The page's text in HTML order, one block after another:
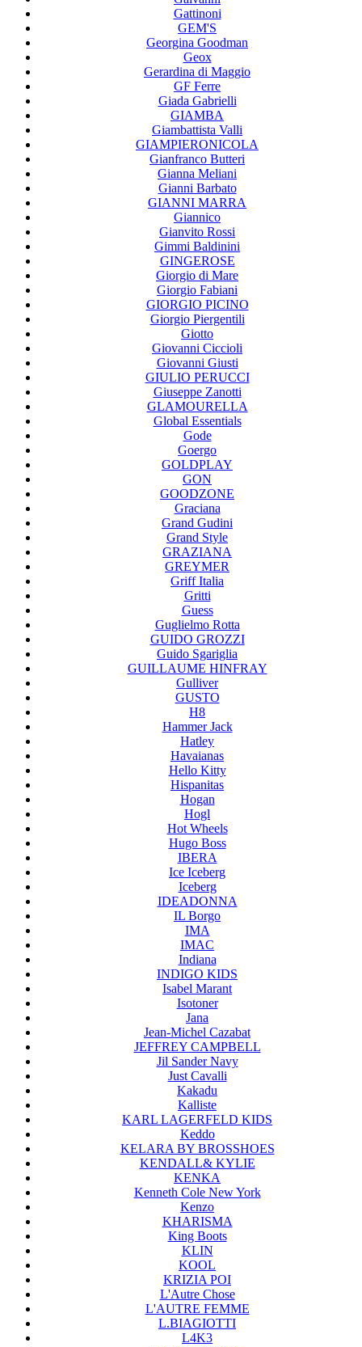
Gattinoni
GEM'S
Georgina Goodman
Geox
Gerardina di Maggio
GF Ferre
Giada Gabrielli
GIAMBA
Giambattista Valli
GIAMPIERONICOLA
Gianfranco Butteri
Gianna Meliani
Gianni Barbato
GIANNI MARRA
Giannico
Gianvito Rossi
Gimmi Baldinini
GINGEROSE
Giorgio di Mare
Giorgio Fabiani
GIORGIO PICINO
Giorgio Piergentili
Giotto
Giovanni Ciccioli
Giovanni Giusti
GIULIO PERUCCI
Giuseppe Zanotti
GLAMOURELLA
Global Essentials
Gode
Goergo
GOLDPLAY
GON
GOODZONE
Graciana
Grand Gudini
Grand Style
GRAZIANA
GREYMER
Griff Italia
Gritti
Guess
Guglielmo Rotta
GUIDO GROZZI
Guido Sgariglia
GUILLAUME HINFRAY
Gulliver
GUSTO
H8
Hammer Jack
Hatley
Havaianas
Hello Kitty
Hispanitas
Hogan
Hogl
Hot Wheels
Hugo Boss
IBERA
Ice Iceberg
Iceberg
IDEADONNA
IL Borgo
IMA
IMAC
Indiana
INDIGO KIDS
Isabel Marant
Isotoner
Jana
Jean-Michel Cazabat
JEFFREY CAMPBELL
Jil Sander Navy
Just Cavalli
Kakadu
Kalliste
KARL LAGERFELD KIDS
Keddo
KELARA BY BROSSHOES
KENDALL& KYLIE
KENKA
Kenneth Cole New York
Kenzo
KHARISMA
King Boots
KLIN
KOOL
KRIZIA POI
L'Autre Chose
L'AUTRE FEMME
L.BIAGIOTTI
L4K3